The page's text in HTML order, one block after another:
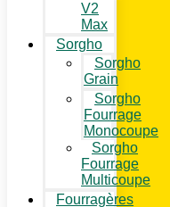
V2
Max
Sorgho
Sorgho
Grain
Sorgho
Fourrage
Monocoupe
Sorgho
Fourrage
Multicoupe
Fourragères